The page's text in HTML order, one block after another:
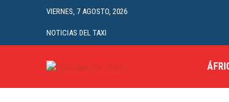
VIERNES, 7 AGOSTO, 2026
NOTICIAS DEL TAXI